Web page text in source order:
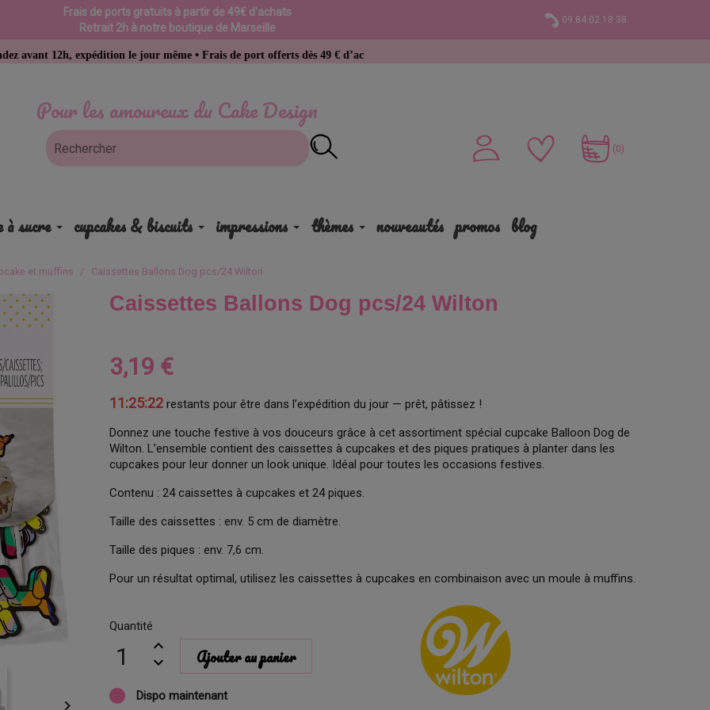
Frais de ports gratuits à partir de 49€ d'achats
Retrait 2h à notre boutique de Marseille
09.84.02.18.38
Pour les amoureux du Cake Design
expédition le jour même • Frais de port offerts dès 49 € d’achat
(0)
à sucre cupcakes & biscuits impressions thèmes nouveautés promos blog
et muffins Caissettes Ballons Dog pcs/24 Wilton

Caissettes Ballons Dog pcs/24 Wilton
3,19 €
11:25:21 restants pour être dans l’expédition du jour — prêt, pâtissez !
Donnez une touche festive à vos douceurs grâce à cet assortiment spécial cupcake Balloon Dog de
Wilton. L’ensemble contient des caissettes à cupcakes et des piques pratiques à planter dans les
cupcakes pour leur donner un look unique. Idéal pour toutes les occasions festives.
Contenu : 24 caissettes à cupcakes et 24 piques.
Taille des caissettes : env. 5 cm de diamètre.
Taille des piques : env. 7,6 cm.
Pour un résultat optimal, utilisez les caissettes à cupcakes en combinaison avec un moule à muffins.
Quantité
Ajouter au panier
Dispo maintenant